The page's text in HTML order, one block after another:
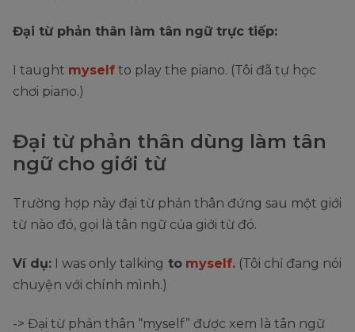
Đại từ phản thân làm tân ngữ trực tiếp:
I taught myself to play the piano. (Tôi đã tự học
chơi piano.)
Đại từ phản thân dùng làm tân
ngữ cho giới từ
Trường hợp này đại từ phản thân đứng sau một giới
từ nào đó, gọi là tân ngữ của giới từ đó.
Ví dụ: I was only talking to myself. (Tôi chỉ đang nói
chuyện với chính mình.)
-> Đại từ phản thân “myself” được xem là tân ngữ